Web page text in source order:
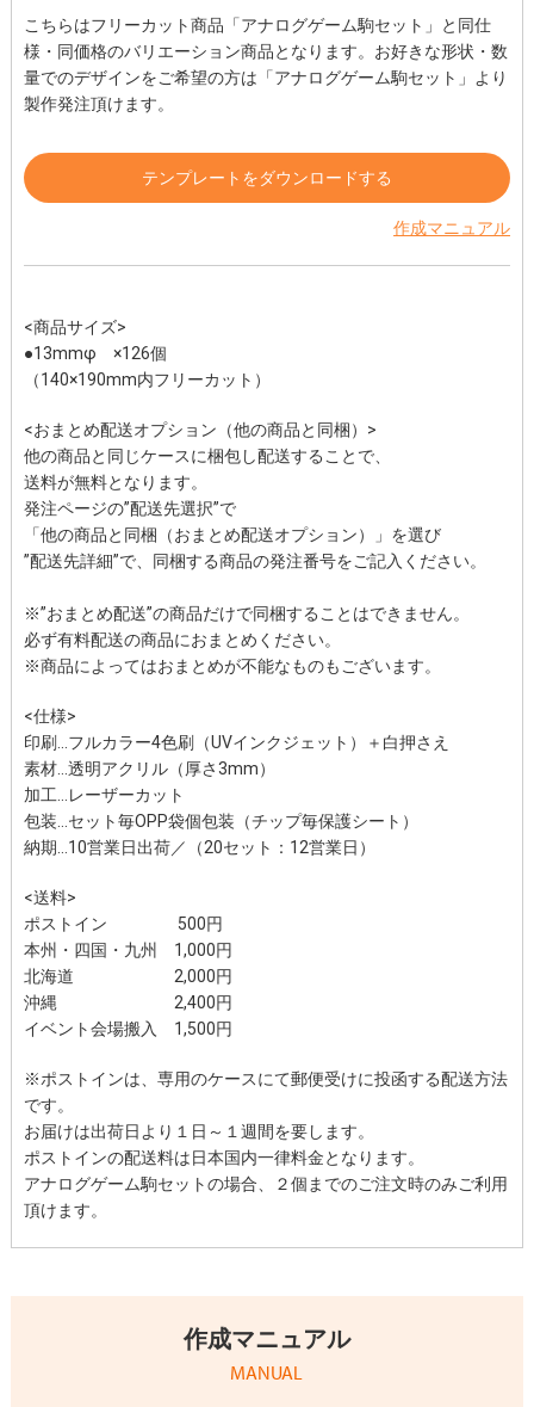
こちらはフリーカット商品 「アナログゲーム駒セット」
と同仕
様・同価格のバリエーション商品となります。お好きな形状・数
量でのデザインをご希望の方は 「アナログゲーム駒セット」
より
製作発注頂けます。
テンプレートをダウンロードする
作成マニュアル
<商品サイズ>
●13mmφ ×126個
（140×190mm内フリーカット）
<おまとめ配送オプション（他の商品と同梱）>
他の商品と同じケースに梱包し配送することで、
送料が無料となります。
発注ページの”配送先選択”で
「他の商品と同梱（おまとめ配送オプション）」を選び
”配送先詳細”で、同梱する商品の発注番号をご記入ください。
※”おまとめ配送”の商品だけで同梱することはできません。
必ず有料配送の商品におまとめください。
※商品によってはおまとめが不能なものもございます。
<仕様>
印刷…フルカラー4色刷（UVインクジェット）＋白押さえ
素材…透明アクリル（厚さ3mm）
加工…レーザーカット
包装…セット毎OPP袋個包装（チップ毎保護シート）
納期…10営業日出荷／（20セット：12営業日）
<送料>
ポストイン 500円
本州・四国・九州 1,000円
北海道 2,000円
沖縄 2,400円
イベント会場搬入 1,500円
※ポストインは、専用のケースにて郵便受けに投函する配送方法
です。
お届けは出荷日より１日～１週間を要します。
ポストインの配送料は日本国内一律料金となります。
アナログゲーム駒セットの場合、２個までのご注文時のみご利用
頂けます。
作成マニュアル
MANUAL